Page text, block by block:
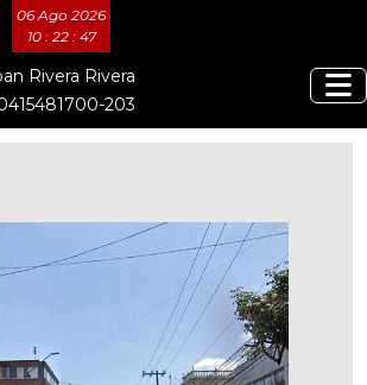
06 Ago 2026
10 : 22 : 47
Rivera Rivera
203